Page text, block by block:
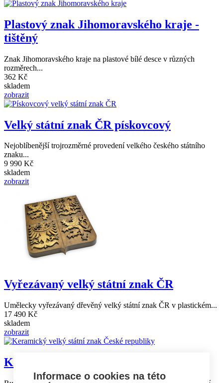
Plastový znak Jihomoravského kraje -
tištěný
Znak Jihomoravského kraje na plastové bílé desce v různých
rozměrech...
362 Kč
skladem
zobrazit
Velký státní znak ČR pískovcový
Nejoblíbenější trojrozměrné provedení velkého českého státního
znaku...
9 990 Kč
skladem
zobrazit
Vyřezávaný velký státní znak ČR
Umělecky vyřezávaný dřevěný velký státní znak ČR v plastickém...
17 490 Kč
skladem
zobrazit
Keramický státní znak České republiky
Informace o cookies na této